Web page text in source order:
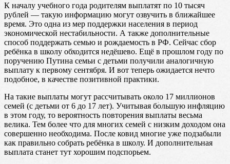
К началу учебного года родителям выплатят по 10 тысяч
рублей — такую информацию могут озвучить в ближайшее
время. Это одна из мер поддержки населения в период
экономической нестабильности. А также дополнительные
способ поддержать семью и рождаемость в РФ. Сейчас сбор
ребёнка в школу обходится недёшево. Ещё в прошлом году по
поручению Путина семьи с детьми получили аналогичную
выплату к первому сентября. И вот теперь ожидается нечто
подобное, в качестве позитивной практики.
На такие выплаты могут рассчитывать около 17 миллионов
семей (с детьми от 6 до 17 лет). Учитывая большую инфляцию
в этом году, то вероятность повторения выплаты весьма
велика. Тем более что для многих семей с низким доходом она
совершенно необходима. После ковид многие уже подзабыли
как правильно собрать ребёнка в школу. И дополнительная
выплата станет тут хорошим подспорьем.